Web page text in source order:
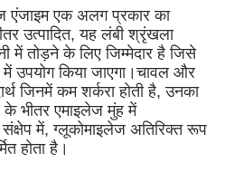
एंजाइम एक अलग प्रकार का
उत्पादित, यह लंबी श्रृंखला
में तोड़ने के लिए जिम्मेदार है जिसे
में उपयोग किया जाएगा।चावल और
जिनमें कम शर्करा होती है, उनका
के भीतर एमाइलेज मुंह में
में, ग्लूकोमाइलेज अतिरिक्त रूप
होता है।